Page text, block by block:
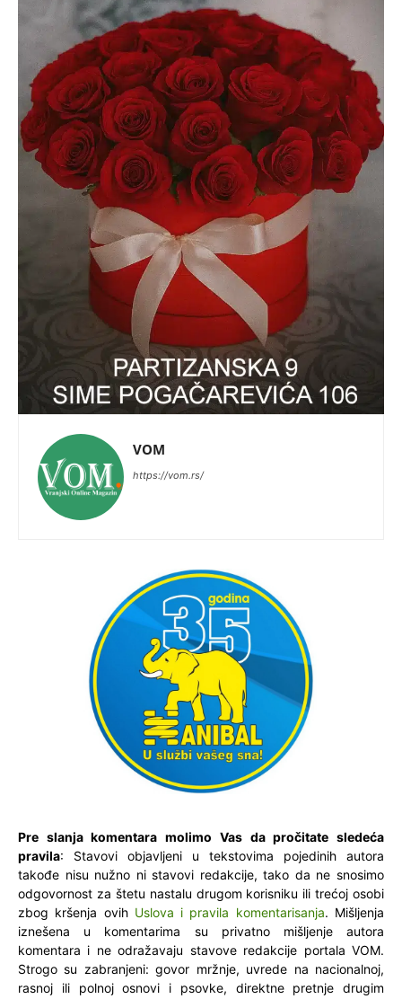
VOM
https://vom.rs/
Pre slanja komentara molimo Vas da pročitate sledeća
pravila: Stavovi objavljeni u tekstovima pojedinih autora
takođe nisu nužno ni stavovi redakcije, tako da ne snosimo
odgovornost za štetu nastalu drugom korisniku ili trećoj osobi
zbog kršenja ovih Uslova i pravila komentarisanja. Mišljenja
iznešena u komentarima su privatno mišljenje autora
komentara i ne odražavaju stavove redakcije portala VOM.
Strogo su zabranjeni: govor mržnje, uvrede na nacionalnoj,
rasnoj ili polnoj osnovi i psovke, direktne pretnje drugim